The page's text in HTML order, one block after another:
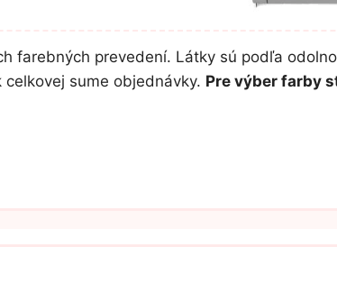
farebných prevedení. Látky sú podľa
sume objednávky. Pre výber farby